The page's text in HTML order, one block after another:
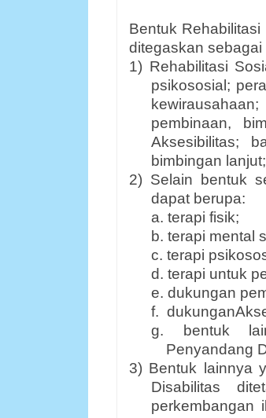
Bentuk
ditegaskan sebagai
1) Rehabilitasi
psikososial;
pembinaan,
Aksesibilitas;
bimbingan
2) Selain bentuk
dapat berupa:
a. terapi fisik;
b. terapi mental
c. terapi
d. terapi untuk
e. dukungan
f.
g. bentuk
Penyandang
3) Bentuk lainnya
Disabilitas
perkembangan